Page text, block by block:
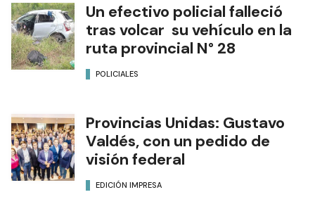
Un efectivo policial falleció
tras volcar su vehículo en la
ruta provincial N° 28
POLICIALES
Provincias Unidas: Gustavo
Valdés, con un pedido de
visión federal
EDICIÓN IMPRESA